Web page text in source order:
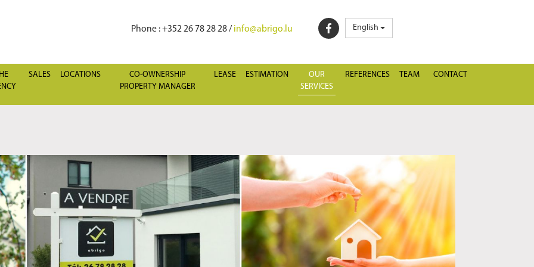
Phone: +352 26 78 28 28 /info@abrigo.lu English
SALES LOCATIONS
CO-OWNERSHIP
PROPERTY MANAGER
LEASE ESTIMATION
OUR
SERVICES
REFERENCES TEAM CONTACT